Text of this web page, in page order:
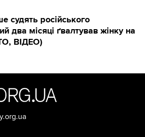
судять російського
два місяці ґвалтував жінку на
ВІДЕО)